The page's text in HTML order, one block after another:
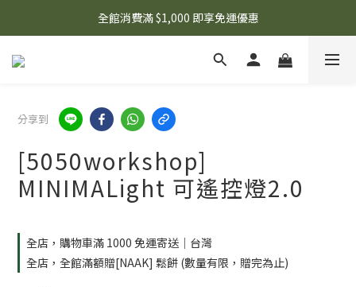
🌟 想知道現在有什麼優惠嗎？ 點擊查看最新優惠！
全館消費滿 $1,000 即享免運優惠
🌟 想知道現在有什麼優惠嗎？ 點擊查看最新優惠！
分享到
[5050workshop]
MINIMALight 可遙控燈2.0
全店，購物車滿 1000 免運寄送｜台灣
全店，全館滿額贈[NAAK] 鬆餅 (數量有限，贈完為止)